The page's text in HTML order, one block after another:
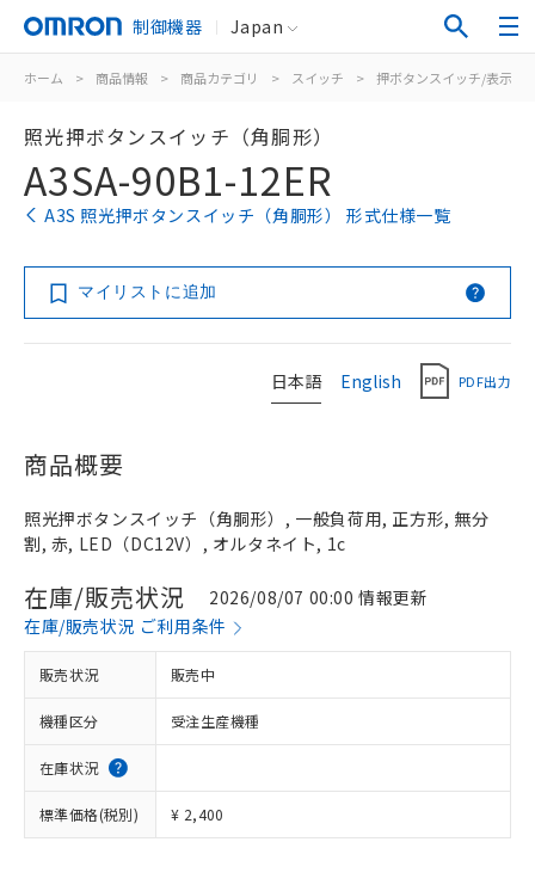
制御機器 Japan
ホーム > 商品情報 > 商品カテゴリ > スイッチ > 押ボタンスイッチ/表示灯
照光押ボタンスイッチ（角胴形）
A3SA-90B1-12ER
A3S 照光押ボタンスイッチ（角胴形） 形式仕様一覧
マイリストに追加
日本語 English PDF出力
商品概要
照光押ボタンスイッチ（角胴形）, 一般負荷用, 正方形, 無分
割, 赤, LED（DC12V）, オルタネイト, 1c
在庫/販売状況
2026/08/07 00:00 情報更新
在庫/販売状況 ご利用条件
販売状況 販売中
機種区分 受注生産機種
在庫状況
標準価格(税別) ¥ 2,400